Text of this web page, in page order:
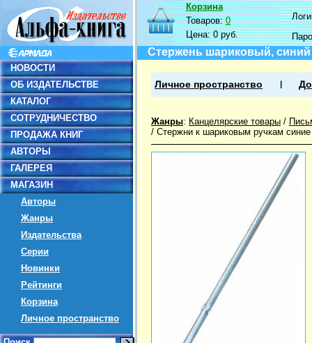
НОВОСТИ
ОБ ИЗДАТЕЛЬСТВЕ
КАТАЛОГ
СОТРУДНИЧЕСТВО
ПРОДАЖА КНИГ
АВТОРЫ
ГАЛЕРЕЯ
МАГАЗИН
Авторы
Жанры
Издательства
Серии
Новинки
Рейтинги
Корзина
Личное пространство
Корзина
Товаров:0
Цена:0 руб.
Стержень шариковый, синий
Личное пространство
Жанры: Канцелярские товары /
/ Стержни к шариковым ручкам синие